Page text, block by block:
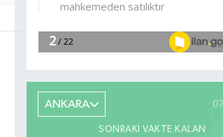
ANKARA
SONRAKI VAKTE KALAN